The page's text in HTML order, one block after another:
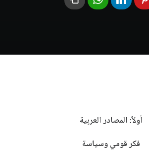
أولاً: المصادر العربية
فكر قومي وسياسة